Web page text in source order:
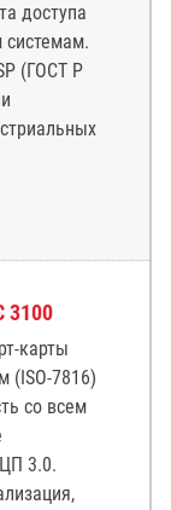
доступа
системам.
(ГОСТ Р
3100
карты
(ISO-7816)
со всем
3.0.